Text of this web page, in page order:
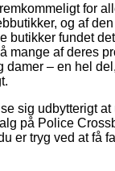
for
og af
butikker fundet
mange af deres
damer – en hel
sig udbytterigt
på Police
er tryg ved at få